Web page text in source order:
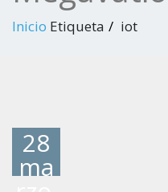
Inicio Etiqueta iot
28
ma